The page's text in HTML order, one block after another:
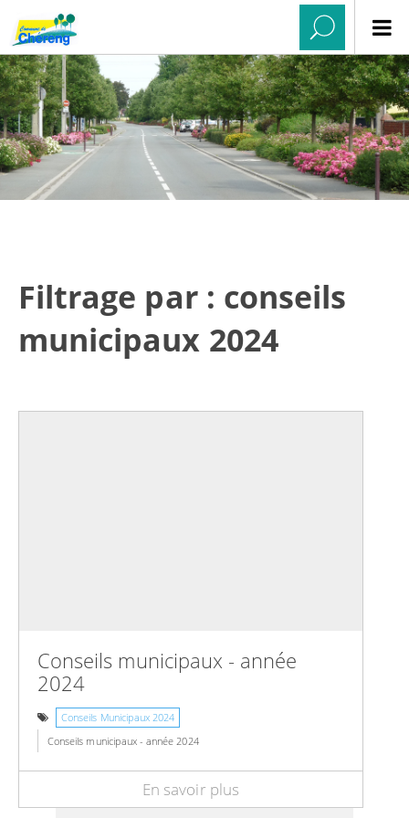
Filtrage par : conseils
municipaux 2024
Conseils municipaux - année
2024
Conseils Municipaux 2024
Conseils municipaux - année 2024
En savoir plus